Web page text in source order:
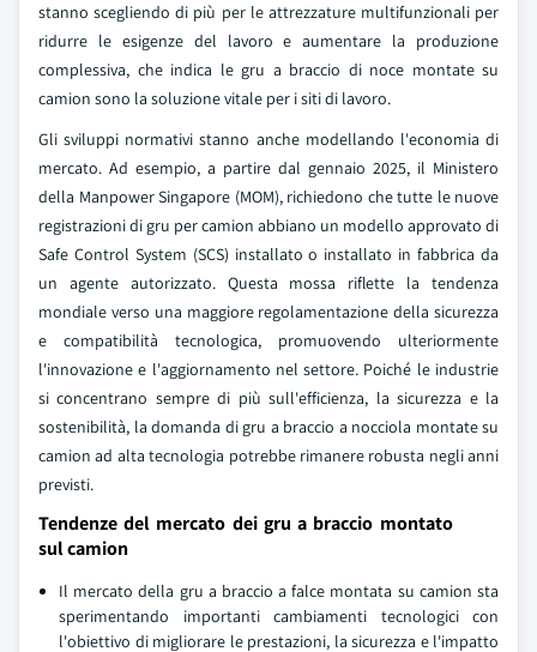
stanno scegliendo di più per le attrezzature multifunzionali per
ridurre le esigenze del lavoro e aumentare la produzione
complessiva, che indica le gru a braccio di noce montate su
camion sono la soluzione vitale per i siti di lavoro.
Gli sviluppi normativi stanno anche modellando l'economia di
mercato. Ad esempio, a partire dal gennaio 2025, il Ministero
della Manpower Singapore (MOM), richiedono che tutte le nuove
registrazioni di gru per camion abbiano un modello approvato di
Safe Control System (SCS) installato o installato in fabbrica da
un agente autorizzato. Questa mossa riflette la tendenza
mondiale verso una maggiore regolamentazione della sicurezza
e compatibilità tecnologica, promuovendo ulteriormente
l'innovazione e l'aggiornamento nel settore. Poiché le industrie
si concentrano sempre di più sull'efficienza, la sicurezza e la
sostenibilità, la domanda di gru a braccio a nocciola montate su
camion ad alta tecnologia potrebbe rimanere robusta negli anni
previsti.
Tendenze del mercato dei gru a braccio montato
sul camion
Il mercato della gru a braccio a falce montata su camion sta
sperimentando importanti cambiamenti tecnologici con
l'obiettivo di migliorare le prestazioni, la sicurezza e l'impatto